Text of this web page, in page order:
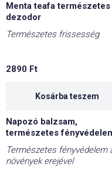
Menta teafa természetes
dezodor
Természetes frissesség
2890 Ft
Kosárba teszem
Napozó balzsam,
természetes
Természetes fényvédelem
növények erejével